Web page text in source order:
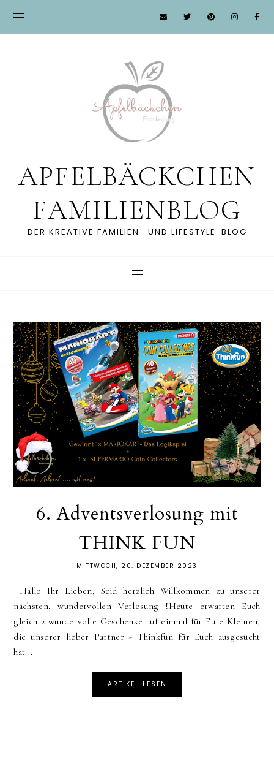
APFELBÄCKCHEN
FAMILIENBLOG
DER KREATIVE FAMILIEN- UND LIFESTYLE-BLOG
6. Adventsverlosung mit
THINK FUN
MITTWOCH, 20. DEZEMBER 2023
Hallo Ihr Lieben, Seid herzlich Willkommen zu unserer
nächsten, wundervollen Verlosung !Heute erwarten Euch
gleich 2 wundervolle Geschenke auf einmal für Eure Kleinen,
die unserer lieber Partner - Thinkfun für Euch ausgesucht
hat...
ARTIKEL LESEN